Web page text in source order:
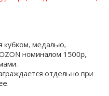
кубком, медалью,
номиналом 1500р,
отдельно при